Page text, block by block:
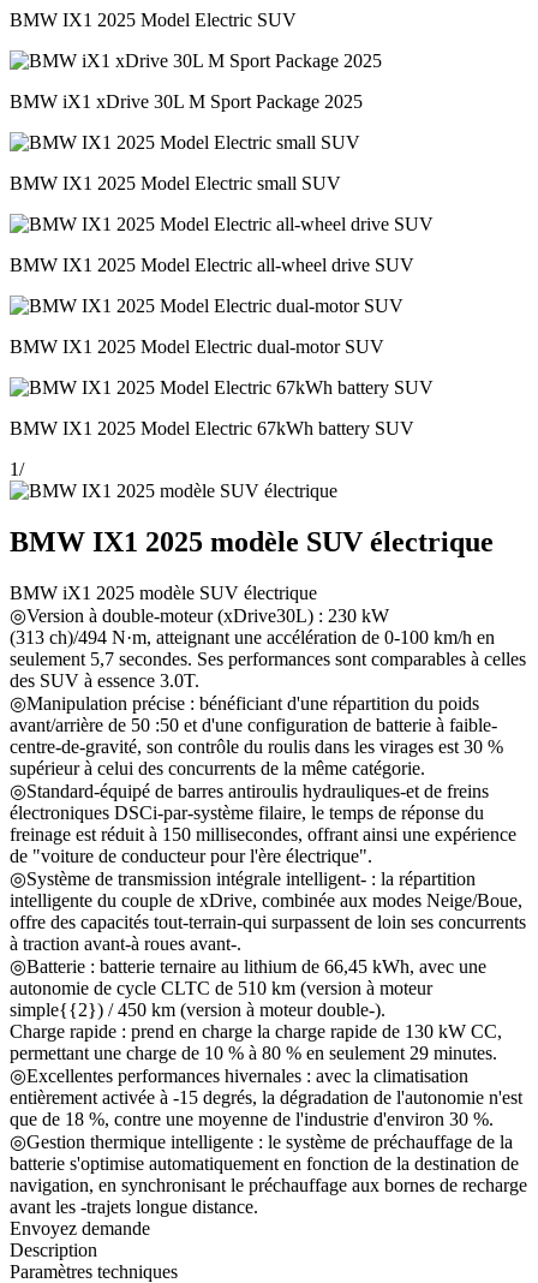
BMW IX1 2025 Model Electric SUV
BMW iX1 xDrive 30L M Sport Package 2025
BMW IX1 2025 Model Electric small SUV
BMW IX1 2025 Model Electric all-wheel drive SUV
BMW IX1 2025 Model Electric dual-motor SUV
BMW IX1 2025 Model Electric 67kWh battery SUV
1/
BMW IX1 2025 modèle SUV électrique
BMW iX1 2025 modèle SUV électrique
◎Version à double-moteur (xDrive30L) : 230 kW
(313 ch)/494 N·m, atteignant une accélération de 0-100 km/h en
seulement 5,7 secondes. Ses performances sont comparables à celles
des SUV à essence 3.0T.
◎Manipulation précise : bénéficiant d'une répartition du poids
avant/arrière de 50 :50 et d'une configuration de batterie à faible-
centre-de-gravité, son contrôle du roulis dans les virages est 30 %
supérieur à celui des concurrents de la même catégorie.
◎Standard-équipé de barres antiroulis hydrauliques-et de freins
électroniques DSCi-par-système filaire, le temps de réponse du
freinage est réduit à 150 millisecondes, offrant ainsi une expérience
de "voiture de conducteur pour l'ère électrique".
◎Système de transmission intégrale intelligent- : la répartition
intelligente du couple de xDrive, combinée aux modes Neige/Boue,
offre des capacités tout-terrain-qui surpassent de loin ses concurrents
à traction avant-à roues avant-.
◎Batterie : batterie ternaire au lithium de 66,45 kWh, avec une
autonomie de cycle CLTC de 510 km (version à moteur
simple{{2}) / 450 km (version à moteur double-).
Charge rapide : prend en charge la charge rapide de 130 kW CC,
permettant une charge de 10 % à 80 % en seulement 29 minutes.
◎Excellentes performances hivernales : avec la climatisation
entièrement activée à -15 degrés, la dégradation de l'autonomie n'est
que de 18 %, contre une moyenne de l'industrie d'environ 30 %.
◎Gestion thermique intelligente : le système de préchauffage de la
batterie s'optimise automatiquement en fonction de la destination de
navigation, en synchronisant le préchauffage aux bornes de recharge
avant les -trajets longue distance.
Envoyez demande
Description
Paramètres techniques